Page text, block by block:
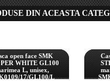
DIN ACEASTA
open face SMK
WHITE GL100
L, unisex,
17/GL100/L